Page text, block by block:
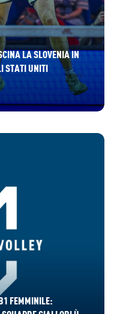
LA SLOVENIA IN
STATI UNITI
FEMMINILE: